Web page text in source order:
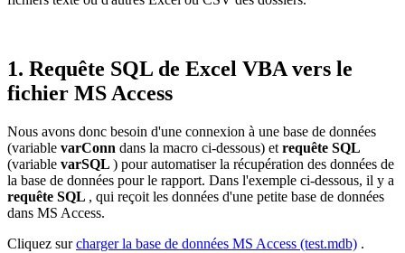
1. Requête SQL de Excel VBA vers le
fichier MS Access
Nous avons donc besoin d'une connexion à une base de données
(variable varConn dans la macro ci-dessous) et requête SQL
(variable varSQL ) pour automatiser la récupération des données de
la base de données pour le rapport. Dans l'exemple ci-dessous, il y a
requête SQL , qui reçoit les données d'une petite base de données
dans MS Access.
Cliquez surcharger la base de données MS Access (test.mdb) .